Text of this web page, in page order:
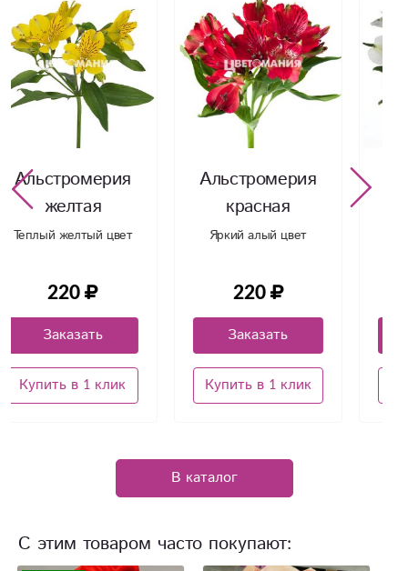
Альстромерия
красная
Яркий алый цвет
220
Заказать
Купить в 1 клик
Альстромерия
белая
Необычный цветок
220
Заказать
Купить в 1 клик
В каталог
С этим товаром часто покупают: